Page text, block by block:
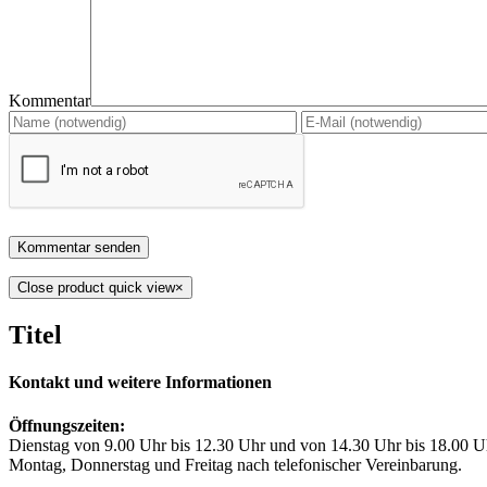
Kommentar
Close product quick view×
Titel
Kontakt und weitere Informationen
Öffnungszeiten:
Dienstag von 9.00 Uhr bis 12.30 Uhr und von 14.30 Uhr bis 18.00
Montag, Donnerstag und Freitag nach telefonischer Vereinbarung.